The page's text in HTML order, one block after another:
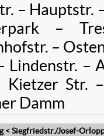
– Hauptstr.
–
–
Lindenstr. –
Kietzer Str.
Damm
< Siegfriedstr./Josef-